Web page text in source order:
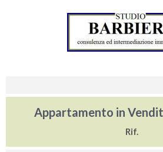
Appartamento in
Rif.